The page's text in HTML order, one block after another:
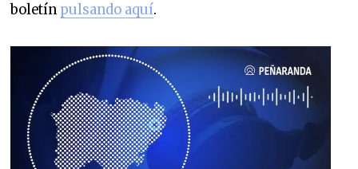
boletín pulsando aquí.